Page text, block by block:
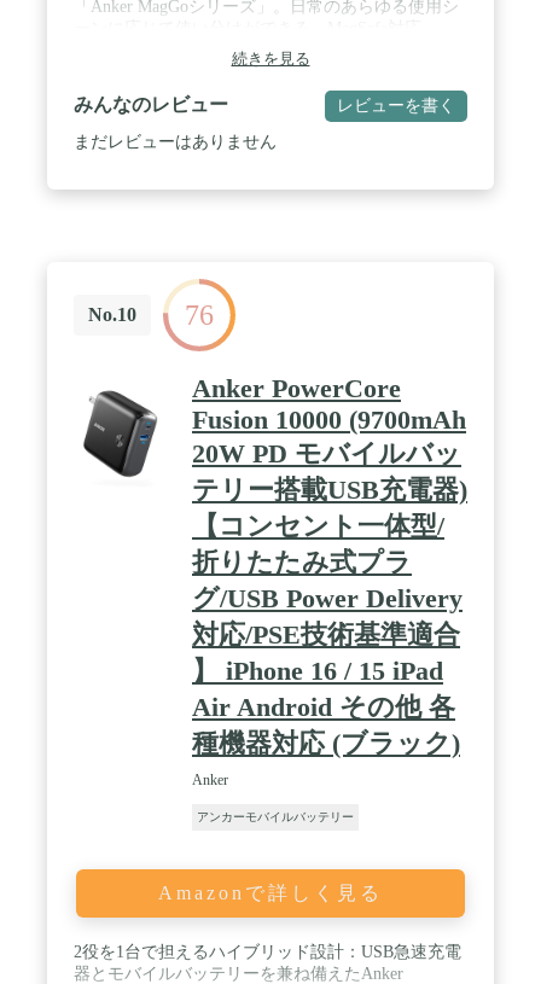
「Anker MagGoシリーズ」。日常のあらゆる使用シ
iPhoneに最適な製品シリーズです。 / 家でも外出先
でも：家の中ではスタンドを利用してマグネット式
ワイヤレス充電器として、外出先ではスタンドを折
りたたみマグネット式ワイヤレス充電対応のモバイ
ルバッテリーとして2通りでの利用が可能。ご自宅
リーズへ約2回充電が可能です。 / 強力マグネット
でズレずにピタッとくっつく：MagGoシリーズのマ
グネット式ワイヤレス充電対応モバイルバッテリ
ー。強力マグネットによるマグネット式ワイヤレス
充電機能を搭載し、外出時にもお使いのMagSafe対
応iPhoneシリーズをズレることなく安定して充電で
きます。 / パッケージ内容：Anker 633 Magnetic
Battery (MagGo)、USB-C & USB-C ケーブル (0.6m)
、取扱説明書、カスタマーサポート
続きを見る
みんなのレビュー レビューを書く
まだレビューはありません
No.10 76
Anker PowerCore
Fusion 10000 (9700mAh
20W PD モバイルバッ
テリー搭載USB充電器)
【コンセント一体型/
折りたたみ式プラ
グ/USB Power Delivery
対応/PSE技術基準適合
】 iPhone 16 / 15 iPad
Air Android その他 各
種機器対応 (ブラック)
Anker
アンカーモバイルバッテリー
Amazonで詳しく見る
2役を1台で担えるハイブリッド設計：USB急速充電
器とモバイルバッテリーを兼ね備えたAnker